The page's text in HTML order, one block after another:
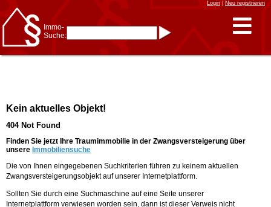
Login| Neu registrieren
Immo-
Suche:
* Suche verfeinern durch
Kombinieren
Frankfurt/Oder
am Main
Immobiliensuche
nach Kreis
nach Amtsgericht
Kein aktuelles Objekt!
404 Not Found
Finden Sie jetzt Ihre Traumimmobilie in der Zwangsversteigerung über
unsere Immobiliensuche
Die von Ihnen eingegebenen Suchkriterien führen zu keinem aktuellen
Zwangsversteigerungsobjekt auf unserer Internetplattform.
Sollten Sie durch eine Suchmaschine auf eine Seite unserer
Internetplattform verwiesen worden sein, dann ist dieser Verweis nicht